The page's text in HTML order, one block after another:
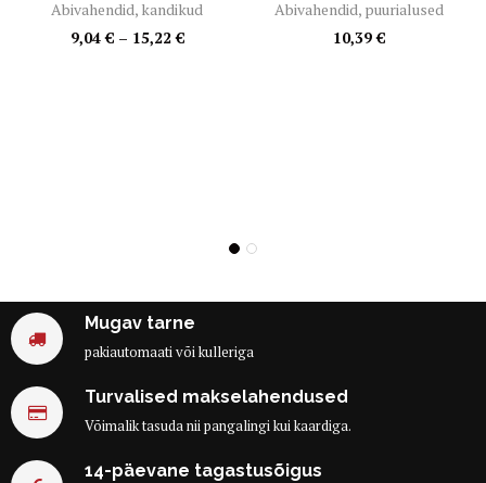
Abivahendid, kandikud
9,04€– 15,22€
Abivahendid, puurialused
10,39€
Mugav tarne
pakiautomaati või kulleriga
Turvalised makselahendused
Võimalik tasuda nii pangalingi kui kaardiga.
14-päevane tagastusõigus